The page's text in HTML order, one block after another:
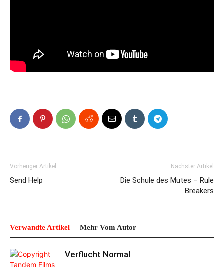
Vorheriger Artikel
Send Help
Nächster Artikel
Die Schule des Mutes – Rule
Breakers
Verwandte Artikel Mehr Vom Autor
Verflucht Normal